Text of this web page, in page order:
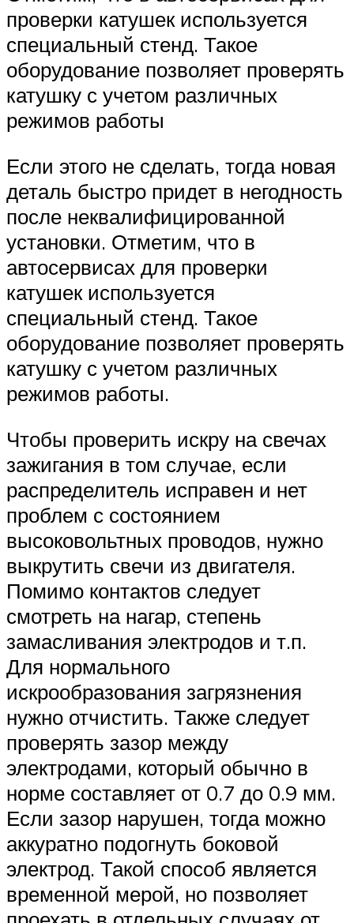
проверки катушек используется
специальный стенд. Такое
оборудование позволяет проверять
катушку с учетом различных
режимов работы
Если этого не сделать, тогда новая
деталь быстро придет в негодность
после неквалифицированной
установки. Отметим, что в
автосервисах для проверки
катушек используется
специальный стенд. Такое
оборудование позволяет проверять
катушку с учетом различных
режимов работы.
Чтобы проверить искру на свечах
зажигания в том случае, если
распределитель исправен и нет
проблем с состоянием
высоковольтных проводов, нужно
выкрутить свечи из двигателя.
Помимо контактов следует
смотреть на нагар, степень
замасливания электродов и т.п.
Для нормального
искрообразования загрязнения
нужно отчистить. Также следует
проверять зазор между
электродами, который обычно в
норме составляет от 0.7 до 0.9 мм.
Если зазор нарушен, тогда можно
аккуратно подогнуть боковой
электрод. Такой способ является
временной мерой, но позволяет